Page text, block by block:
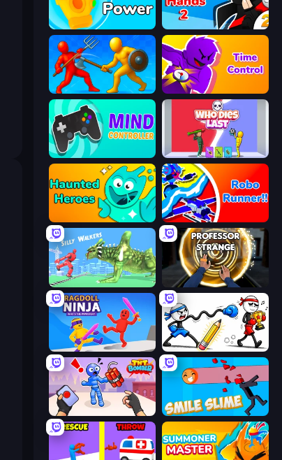
Glove Power Ninja Hands 2
Epic Sword Battle! Fight in Arena Time Control!
Mind Controller Who Dies Last?
Haunted Heroes Robo Runner
Silly Walkers Professor Strange
Ragdoll Ninja: Imposter Hero Doodle Smash
TNT Bomber Smile Slime